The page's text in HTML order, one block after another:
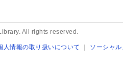
All rights reserved.
人情報の取り扱いについて ｜ ソーシャ